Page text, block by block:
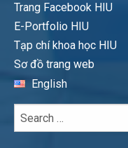
Trang Facebook HIU
E-Portfolio HIU
Tạp chí khoa học HIU
Sơ đồ trang web
English